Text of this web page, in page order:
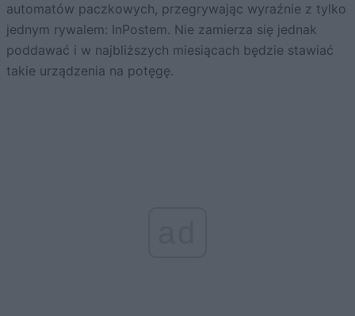
automatów paczkowych, przegrywając wyraźnie z tylko
jednym rywalem: InPostem. Nie zamierza się jednak
poddawać i w najbliższych miesiącach będzie stawiać
takie urządzenia na potęgę.